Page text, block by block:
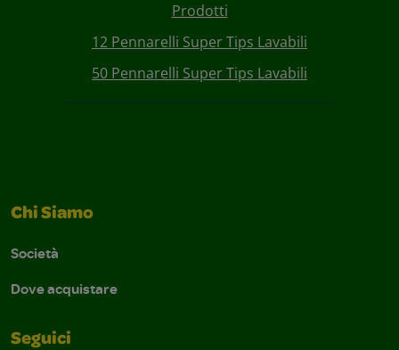
Prodotti
12 Pennarelli Super Tips Lavabili
50 Pennarelli Super Tips Lavabili
Chi Siamo
Società
Dove acquistare
Seguici